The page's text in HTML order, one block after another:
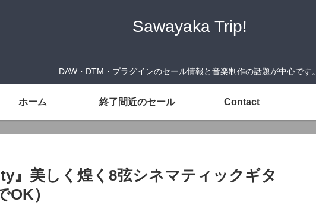
Sawayaka Trip!
DAW・DTM・プラグインのセール情報と音楽制作の話題が中心です。
ホーム 終了間近のセール Contact
』美しく煌く8弦シネマティックギタ
）